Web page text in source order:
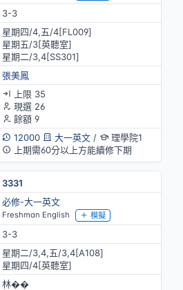
3-3
星期四/4,五/4[FL009]
星期五/3[英聽室]
星期二/3,4[SS301]
張美鳳
上限 35
現選 26
餘額 9
12000
大一英文/
理學院1
上期需60分以上方能續修下期
3331
必修-大一英文
Freshman English 模擬
3-3
星期二/3,4,五/3,4[A108]
星期四/4[英聽室]
林��